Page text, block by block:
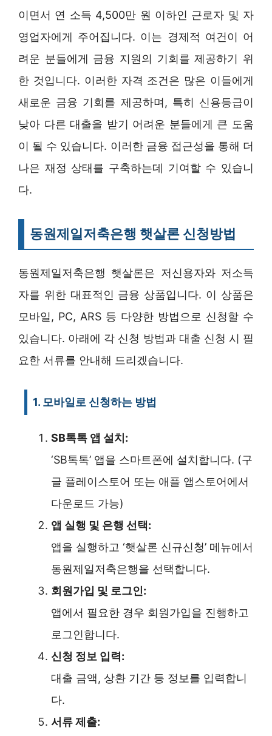
이면서 연 소득 4,500만 원 이하인 근로자 및 자
영업자에게 주어집니다. 이는 경제적 여건이 어
려운 분들에게 금융 지원의 기회를 제공하기 위
한 것입니다. 이러한 자격 조건은 많은 이들에게
새로운 금융 기회를 제공하며, 특히 신용등급이
낮아 다른 대출을 받기 어려운 분들에게 큰 도움
이 될 수 있습니다. 이러한 금융 접근성을 통해 더
나은 재정 상태를 구축하는데 기여할 수 있습니
다.
동원제일저축은행 햇살론 신청방법
동원제일저축은행 햇살론은 저신용자와 저소득
자를 위한 대표적인 금융 상품입니다. 이 상품은
모바일, PC, ARS 등 다양한 방법으로 신청할 수
있습니다. 아래에 각 신청 방법과 대출 신청 시 필
요한 서류를 안내해 드리겠습니다.
1. 모바일로 신청하는 방법
SB톡톡 앱 설치:
‘SB톡톡’ 앱을 스마트폰에 설치합니다. (구
글 플레이스토어 또는 애플 앱스토어에서
다운로드 가능)
앱 실행 및 은행 선택:
앱을 실행하고 ‘햇살론 신규신청’ 메뉴에서
동원제일저축은행을 선택합니다.
회원가입 및 로그인:
앱에서 필요한 경우 회원가입을 진행하고
로그인합니다.
신청 정보 입력:
대출 금액, 상환 기간 등 정보를 입력합니
다.
서류 제출: